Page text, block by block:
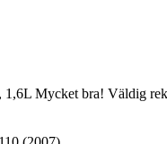
Mycket bra! Väldig